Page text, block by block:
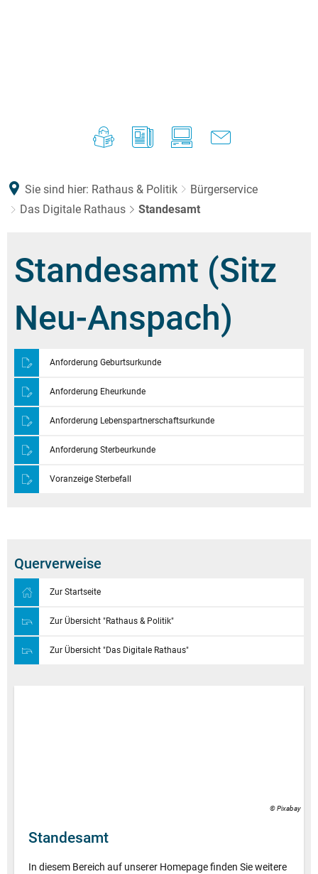
Sie sind hier: Rathaus & Politik
Bürgerservice
Das Digitale Rathaus
Standesamt
Standesamt (Sitz
Neu-Anspach)
Anforderung Geburtsurkunde
Anforderung Eheurkunde
Anforderung Lebenspartnerschaftsurkunde
Anforderung Sterbeurkunde
Voranzeige Sterbefall
Querverweise
Zur Startseite
Zur Übersicht "Rathaus & Politik"
Zur Übersicht "Das Digitale Rathaus"
© Pixabay
Standesamt
In diesem Bereich auf unserer Homepage finden Sie weitere